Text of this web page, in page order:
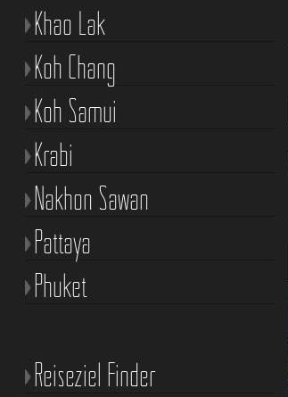
Khao Lak
Koh Chang
Koh Samui
Krabi
Nakhon Sawan
Pattaya
Phuket
Reiseziel Finder